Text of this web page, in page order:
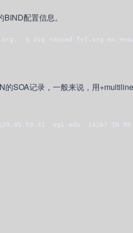
配置信息。
$ dig +nocmd fsf.org mx
SOA记录，一般来说，用
ogi.edu. 14267 IN